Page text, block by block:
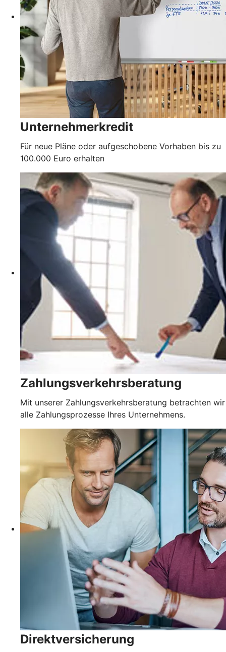
Unternehmerkredit
Für neue Pläne oder aufgeschobene Vorhaben bis zu
100.000 Euro erhalten
Zahlungsverkehrsberatung
Mit unserer Zahlungsverkehrsberatung betrachten wir
alle Zahlungsprozesse Ihres Unternehmens.
Direktversicherung